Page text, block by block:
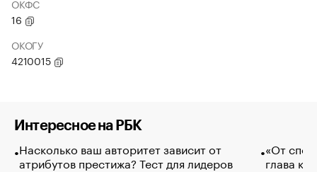
ОКФС
16
ОКОГУ
4210015
Интересное на РБК
Насколько ваш авторитет зависит от
атрибутов престижа? Тест для лидеров
«От
глава